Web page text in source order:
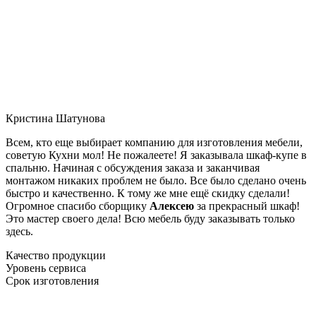
Кристина Шатунова
Всем, кто еще выбирает компанию для изготовления мебели,
советую Кухни мол! Не пожалеете! Я заказывала шкаф-купе в
спальню. Начиная с обсуждения заказа и заканчивая
монтажом никаких проблем не было. Все было сделано очень
быстро и качественно. К тому же мне ещё скидку сделали!
Огромное спасибо сборщику Алексею за прекрасный шкаф!
Это мастер своего дела! Всю мебель буду заказывать только
здесь.
Качество продукции
Уровень сервиса
Срок изготовления